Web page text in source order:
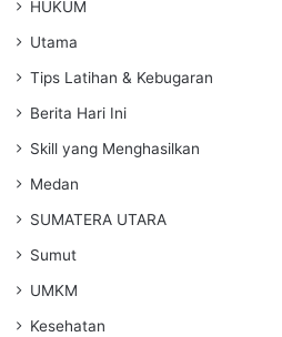
HUKUM
Utama
Tips Latihan & Kebugaran
Berita Hari Ini
Skill yang Menghasilkan
Medan
SUMATERA UTARA
Sumut
UMKM
Kesehatan